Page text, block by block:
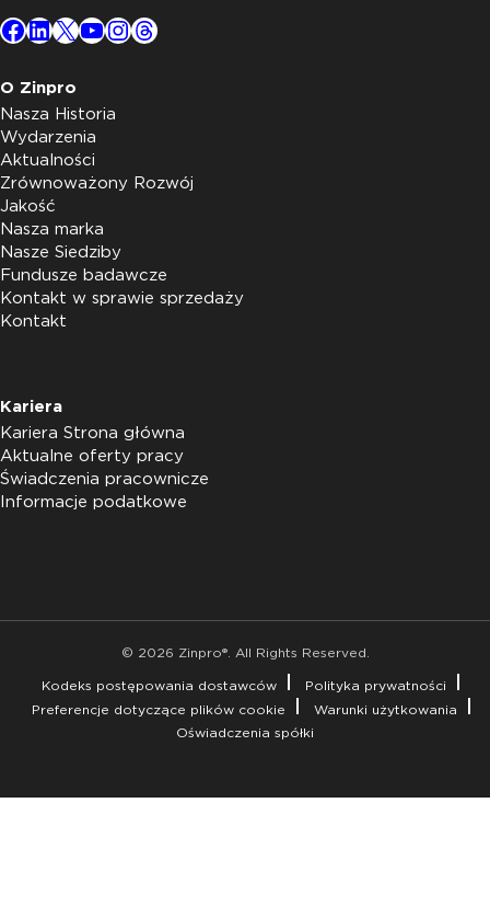
Facebook
LinkedIn
X YouTube
Instagram
Threads
O Zinpro
Nasza Historia
Wydarzenia
Aktualności
Zrównoważony Rozwój
Jakość
Nasza marka
Nasze Siedziby
Fundusze badawcze
Kontakt w sprawie sprzedaży
Kontakt
Kariera
Kariera Strona główna
Aktualne oferty pracy
Świadczenia pracownicze
Informacje podatkowe
© 2026 Zinpro®. All Rights Reserved.
Kodeks postępowania dostawców
Polityka prywatności
Preferencje dotyczące plików cookie
Warunki użytkowania
Oświadczenia spółki